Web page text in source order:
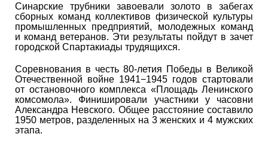
Синарские трубники завоевали золото в забегах
сборных команд коллективов физической культуры
промышленных предприятий, молодежных команд
и команд ветеранов. Эти результаты пойдут в зачет
городской Спартакиады трудящихся.
Соревнования в честь 80-летия Победы в Великой
Отечественной войне 1941−1945 годов стартовали
от остановочного комплекса «Площадь Ленинского
комсомола». Финишировали участники у часовни
Александра Невского. Общее расстояние составило
1950 метров, разделенных на 3 женских и 4 мужских
этапа.